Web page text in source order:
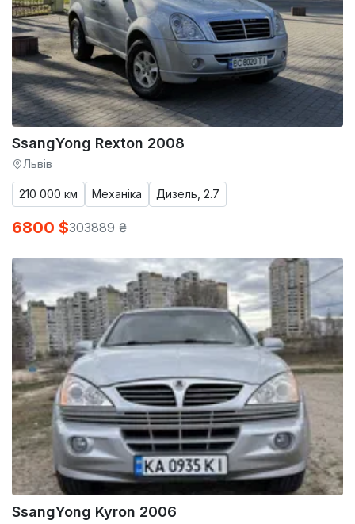
SsangYong Rexton 2008
Львів
210 000 км Механіка Дизель, 2.7
6800 $303889 ₴
SsangYong Kyron 2006